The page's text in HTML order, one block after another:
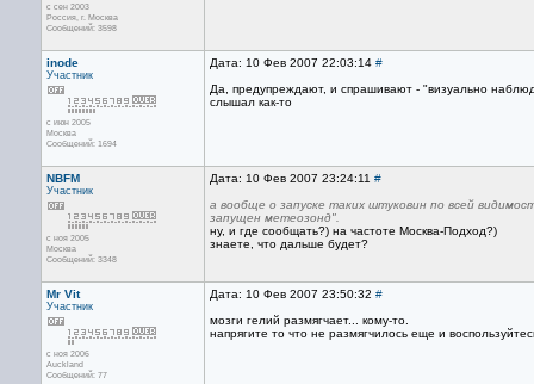
с сен 2003
Россия, г. Москва
Сообщений: 3598
inode
Участник
с июн 2005
Москва
Сообщений: 1694
Дата: 10 Фев 2007 22:03:14 #
Да, предупреждают, и спрашивают - "визуально
слышал как-то
NBFM
Участник
с ноя 2005
Москва
Сообщений: 3348
Дата: 10 Фев 2007 23:24:11 #
а вообще о запуске таких штуковин по всей
запущен метеозонд".
ну, и где сообщать?) на частоте Москва-Подход?)
знаете, что дальше будет?
Mr Vit
Участник
с ноя 2006
Auckland
Сообщений: 77
Дата: 10 Фев 2007 23:50:32 #
мозги гелий размягчает... кому-то.
напрягите то что не размягчилось еще и